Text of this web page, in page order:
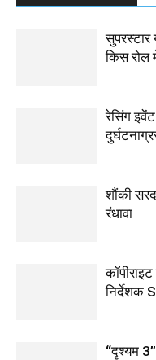
सुपरस्टार
किस
रेसिंग
शौंकी
रंधावा
निर्देशक
“दृश्यम